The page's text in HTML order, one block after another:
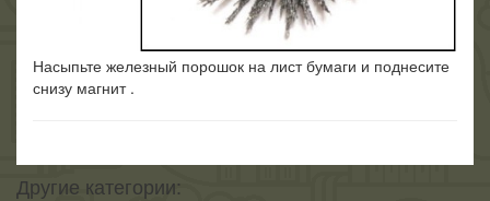
Насыпьте железный порошок на лист бумаги и поднесите
снизу магнит .
Другие категории: